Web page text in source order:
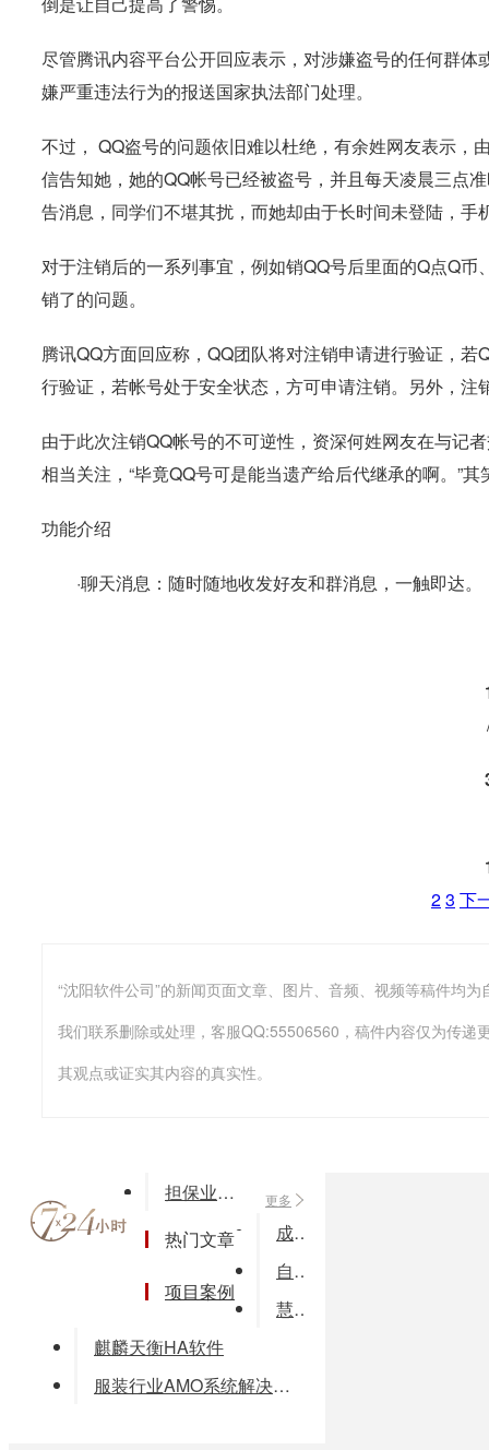
尽管腾讯内容平台公开回应表示，对涉嫌盗号的任何群
嫌严重违法行为的报送国家执法部门处理。
不过， QQ盗号的问题依旧难以杜绝，有余姓网友表示，
信告知她，她的QQ帐号已经被盗号，并且每天凌晨三点
告消息，同学们不堪其扰，而她却由于长时间未登陆，手
对于注销后的一系列事宜，例如销QQ号后里面的Q点Q
销了的问题。
腾讯QQ方面回应称，QQ团队将对注销申请进行验证，
行验证，若帐号处于安全状态，方可申请注销。另外，
由于此次注销QQ帐号的不可逆性，资深何姓网友在与记
相当关注，“毕竟QQ号可是能当遗产给后代继承的啊。”其
功能介绍
·聊天消息：随时随地收发好友和群消息，一触即达。
23 下
我们联系删除或处理，客服QQ:55506560，稿件内容仅为传递
其观点或证实其内容的真实性。
更多
热门文章
项目案例
担保业务系统解决方案
成思科技IPTV酒店解决方案
自动节能开关的设计与实现(论文word格式)
慧谷通用ERP系统
麒麟天衡HA软件
服装行业AMO系统解决方案